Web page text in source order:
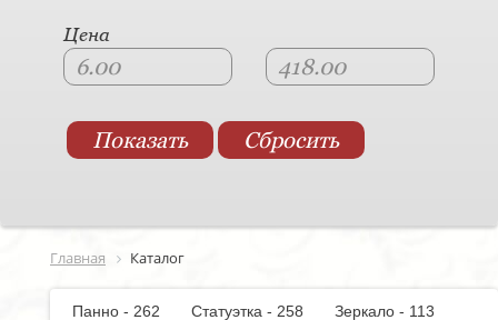
Цена
Главная Каталог
Панно - 262 Статуэтка - 258
Зеркало - 113